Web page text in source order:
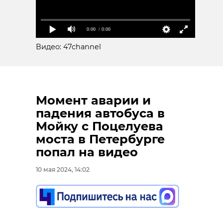
0:00 / 0:00
Видео: 47channel
Момент аварии и
падения автобуса в
Мойку с Поцелуева
моста в Петербурге
попал на видео
10 мая 2024, 14:02